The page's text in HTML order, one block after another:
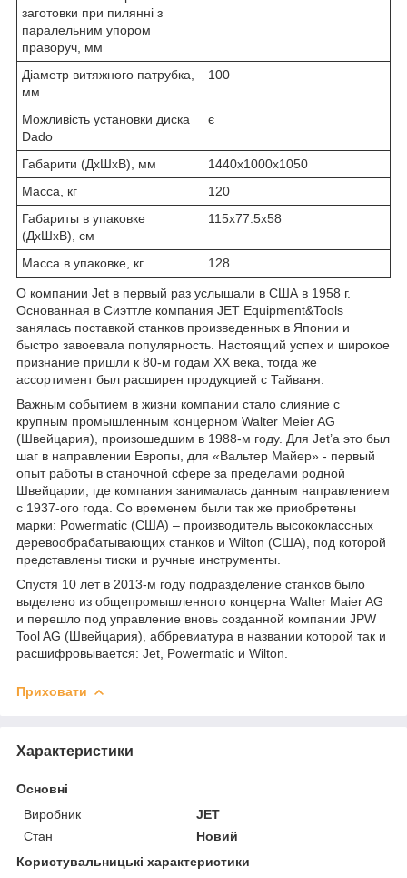
заготовки при пилянні з
паралельним упором
праворуч, мм
Діаметр витяжного патрубка,
мм
100
Можливість установки диска
Dado
є
Габарити (ДхШхВ), мм
1440х1000х1050
Масса, кг
120
Габариты в упаковке
(ДхШхВ), см
115х77.5х58
Масса в упаковке, кг 128
О компании Jet в первый раз услышали в США в 1958 г.
Основанная в Сиэттле компания JET Equipment&Tools
занялась поставкой станков произведенных в Японии и
быстро завоевала популярность. Настоящий успех и широкое
признание пришли к 80-м годам ХХ века, тогда же
ассортимент был расширен продукцией с Тайваня.
Важным событием в жизни компании стало слияние с
крупным промышленным концерном Walter Meier AG
(Швейцария), произошедшим в 1988-м году. Для Jet’а это был
шаг в направлении Европы, для «Вальтер Майер» - первый
опыт работы в станочной сфере за пределами родной
Швейцарии, где компания занималась данным направлением
с 1937-ого года. Со временем были так же приобретены
марки: Powermatic (США) – производитель высококлассных
деревообрабатывающих станков и Wilton (США), под которой
представлены тиски и ручные инструменты.
Спустя 10 лет в 2013-м году подразделение станков было
выделено из общепромышленного концерна Walter Maier AG
и перешло под управление вновь созданной компании JPW
Tool AG (Швейцария), аббревиатура в названии которой так и
расшифровывается: Jet, Powermatic и Wilton.
Приховати
Характеристики
Основні
Виробник
JET
Стан
Новий
Користувальницькі характеристики